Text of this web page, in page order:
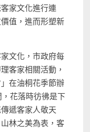
家文化進行連
值，進而形塑新
文化，市政府每
客家相關活動，
在油桐花季節辦
花落時彷彿是下
遞客家人敬天
林之美為表，客